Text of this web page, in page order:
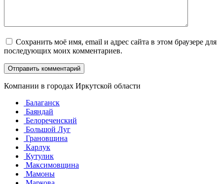
Сохранить моё имя, email и адрес сайта в этом браузере для
последующих моих комментариев.
Компании в городах Иркутской области
Балаганск
Баяндай
Белореченский
Большой Луг
Грановщина
Карлук
Кутулик
Максимовщина
Мамоны